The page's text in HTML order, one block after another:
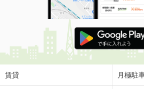
賃貸 月極駐